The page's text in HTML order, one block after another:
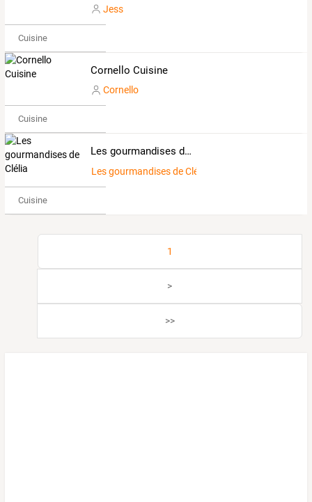
Jess
Cuisine
Cornello Cuisine
Cornello
Cuisine
Les gourmandises de Clélia
Les gourmandises de Clélia
Cuisine
1
>
>>